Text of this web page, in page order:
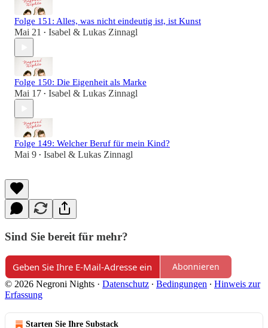
Folge 151: Alles, was nicht eindeutig ist, ist Kunst
Mai 21 • Isabel & Lukas Zinnagl
Folge 150: Die Eigenheit als Marke
Mai 17 • Isabel & Lukas Zinnagl
Folge 149: Welcher Beruf für mein Kind?
Mai 9 • Isabel & Lukas Zinnagl
Sind Sie bereit für mehr?
Abonnieren
© 2026 Negroni Nights · Datenschutz ∙ Bedingungen ∙ Hinweis zur
Erfassung
Starten Sie Ihre Substack